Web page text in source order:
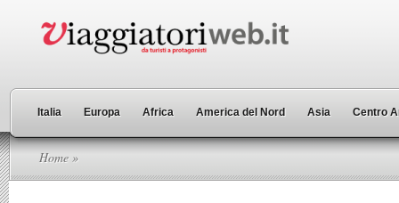
Italia Europa Africa America del Nord Asia Centro
Home »